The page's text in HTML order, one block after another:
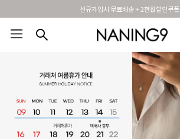
신규가입시 무료배송 + 2천원할인쿠폰
썸머여행룩